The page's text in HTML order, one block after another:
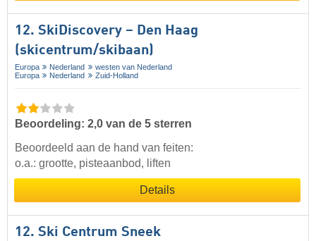
12. SkiDiscovery – Den Haag
(skicentrum/skibaan)
Europa Nederland
westen van Nederland
Europa
Nederland Zuid-Holland
Beoordeling: 2,0 van de 5 sterren
Beoordeeld aan de hand van feiten:
o.a.: grootte, pisteaanbod, liften
Details
12. Ski Centrum Sneek